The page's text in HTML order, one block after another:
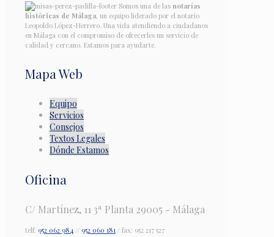
Somos una de las notarías
históricas de Málaga, un equipo liderado por el notario
Leopoldo López-Herrero. Una vida atendiendo a ciudadanos
en Málaga con el compromiso de ofrecerles un servicio de
calidad y cercano. Estamos para ayudarte.
Mapa Web
Equipo
Servicios
Consejos
Textos Legales
Dónde Estamos
Oficina
C/ Martínez, 11 3ª Planta 29005 - Málaga
telf: 952 062 984 // 952 060 181 / fax: 952 217 527